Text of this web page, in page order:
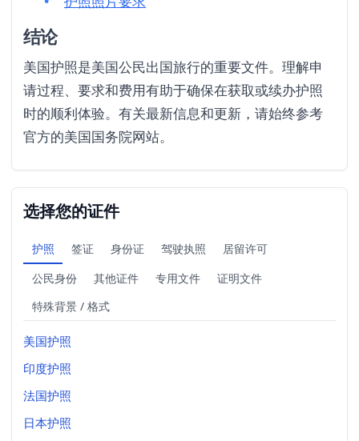
结论
美国护照是美国公民出国旅行的重要文件。理解申
请过程、要求和费用有助于确保在获取或续办护照
时的顺利体验。有关最新信息和更新，请始终参考
官方的美国国务院网站。
选择您的证件
护照 签证 身份证 驾驶执照
居留许可
公民身份
其他证件 专用文件
证明文件
特殊背景 / 格式
美国护照
印度护照
法国护照
日本护照